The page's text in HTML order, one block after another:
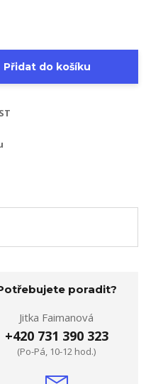
Přidat do košíku
poradit?
Jitka Faimanová
+420 731 390 323
(Po-Pá, 10-12 hod.)